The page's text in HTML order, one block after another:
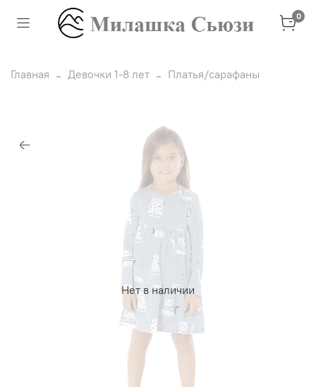
0
Главная Девочки 1-8 лет Платья/сарафаны
Нет в наличии